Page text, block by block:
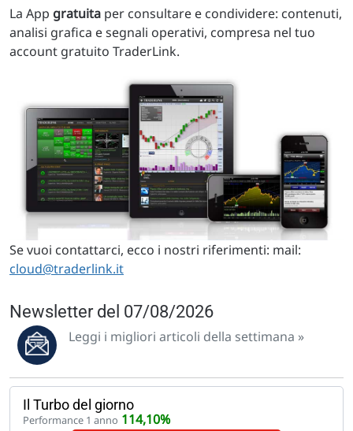
La App gratuita per consultare e condividere: contenuti,
analisi grafica e segnali operativi, compresa nel tuo
account gratuito TraderLink.
Se vuoi contattarci, ecco i nostri riferimenti: mail:
cloud@traderlink.it
Newsletter del 07/08/2026
Leggi i migliori articoli della settimana »
Il Turbo del giorno
Performance 1 anno 114,10%